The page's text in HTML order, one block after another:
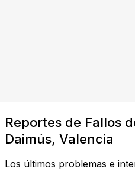
Reportes de Fallos
Daimús, Valencia
Los últimos problemas e